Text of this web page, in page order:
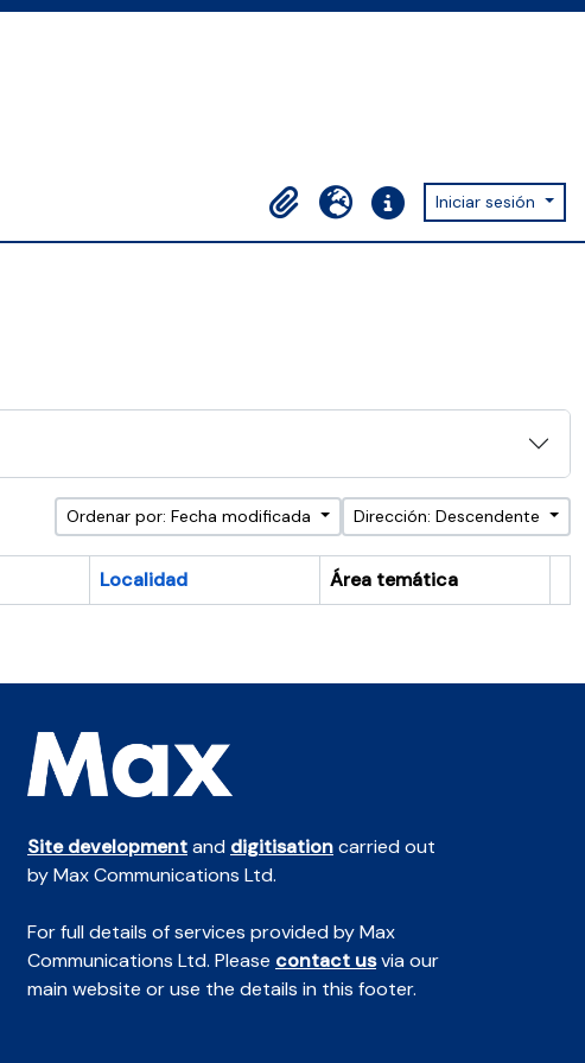
Portapapeles
Idioma Enlaces rápidos
Iniciar sesión
Ordenar por: Fecha modificada Dirección: Descendente
Localidad
Área temática
Site developmentand digitisationcarried out
by Max Communications Ltd.
For full details of services provided by Max
Communications Ltd. Please contact usvia our
main website or use the details in this footer.